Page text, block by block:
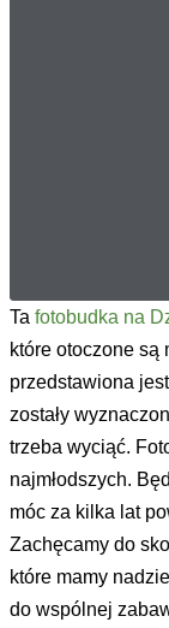
Ta fotobudka na
które otoczone są
przedstawiona
zostały
trzeba wyciąć.
najmłodszych.
móc za kilka lat
Zachęcamy do
które mamy
do wspólnej